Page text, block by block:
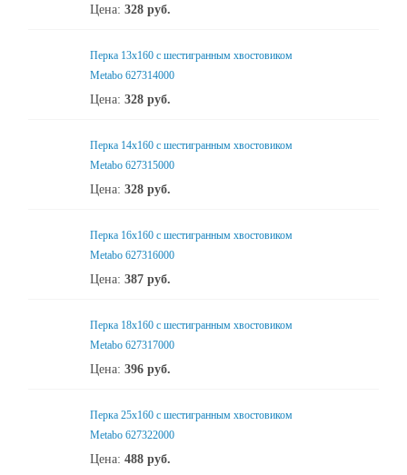
Цена: 328 руб.
Перка 13x160 с шестигранным хвостовиком
Metabo 627314000
Цена: 328 руб.
Перка 14x160 с шестигранным хвостовиком
Metabo 627315000
Цена: 328 руб.
Перка 16x160 с шестигранным хвостовиком
Metabo 627316000
Цена: 387 руб.
Перка 18x160 с шестигранным хвостовиком
Metabo 627317000
Цена: 396 руб.
Перка 25x160 с шестигранным хвостовиком
Metabo 627322000
Цена: 488 руб.